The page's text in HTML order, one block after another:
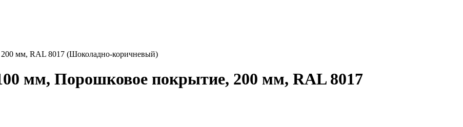
мм, RAL 8017 (Шоколадно-коричневый)
мм, Порошковое покрытие, 200 мм, RAL 8017